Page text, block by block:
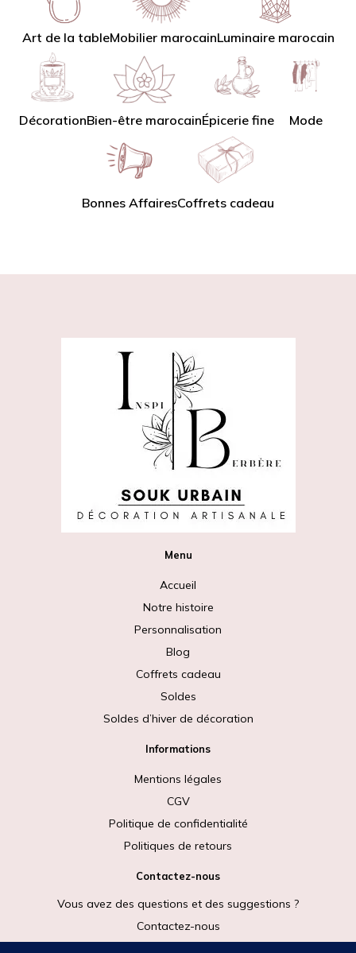
Art de la tableMobilier marocainLuminaire marocain
DécorationBien-être marocainÉpicerie fine Mode
Bonnes AffairesCoffrets cadeau
Menu
Accueil
Notre histoire
Personnalisation
Blog
Coffrets cadeau
Soldes
Soldes d’hiver de décoration
Informations
Mentions légales
CGV
Politique de confidentialité
Politiques de retours
Contactez-nous
Vous avez des questions et des suggestions ?
Contactez-nous